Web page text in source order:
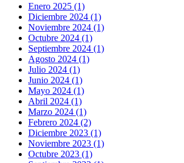
Enero 2025 (1)
Diciembre 2024 (1)
Noviembre 2024 (1)
Octubre 2024 (1)
Septiembre 2024 (1)
Agosto 2024 (1)
Julio 2024 (1)
Junio 2024 (1)
Mayo 2024 (1)
Abril 2024 (1)
Marzo 2024 (1)
Febrero 2024 (2)
Diciembre 2023 (1)
Noviembre 2023 (1)
Octubre 2023 (1)